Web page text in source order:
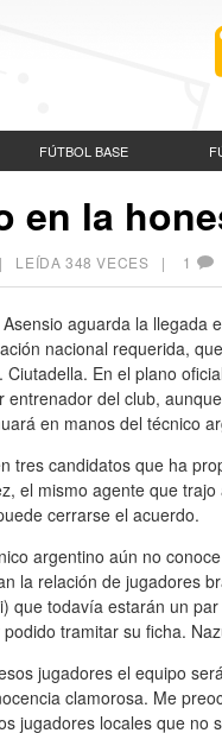
FÚTBOL BASE
en la
LEÍDA 348 VECES | 1
Asensio aguarda la llegada
nacional requerida,
Ciutadella. En el plano
entrenador del club,
en manos del técnico
tres candidatos que ha
el mismo agente que
cerrarse el acuerdo.
argentino aún no
la relación de jugadores
que todavía estarán un
podido tramitar su ficha.
jugadores el equipo
clamorosa. Me
jugadores locales que no